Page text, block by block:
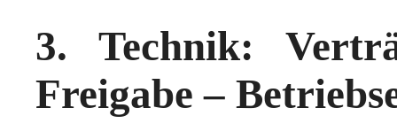
3. Technik:
Freigabe –